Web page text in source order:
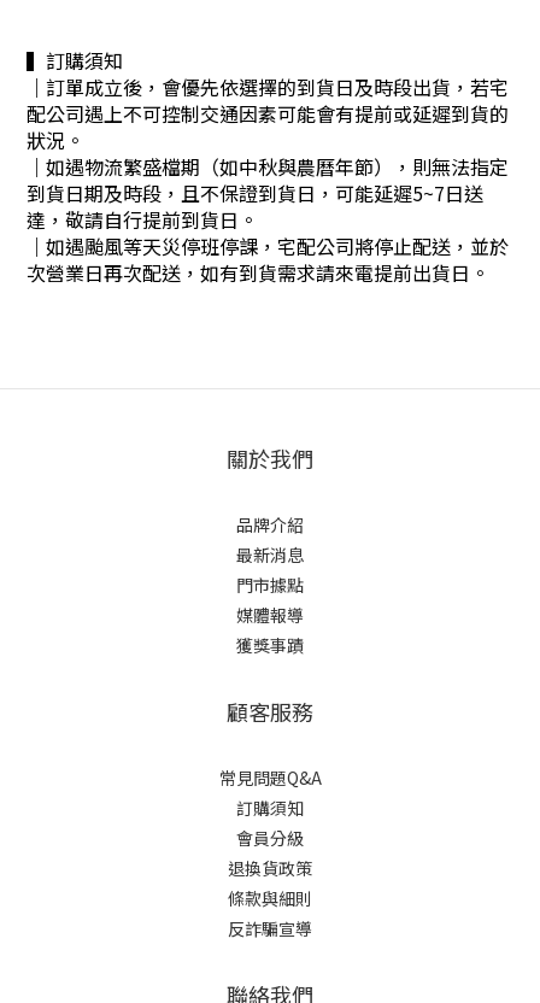
▍訂購須知
｜訂單成立後，會優先依選擇的到貨日及時段出貨，若宅
配公司遇上不可控制交通因素可能會有提前或延遲到貨的
狀況。
｜ 如遇物流繁盛檔期（如中秋與農曆年節），則無法指定
到貨日期及時段，且不保證到貨日，可能延遲5~7日送
達，敬請自行提前到貨日。
｜ 如遇颱風等天災停班停課，宅配公司將停止配送，並於
次營業日再次配送，如有到貨需求請來電提前出貨日。
關於我們
品牌介紹
最新消息
門市據點
媒體報導
獲獎事蹟
顧客服務
常見問題Q&A
訂購須知
會員分級
退換貨政策
條款與細則
反詐騙宣導
聯絡我們